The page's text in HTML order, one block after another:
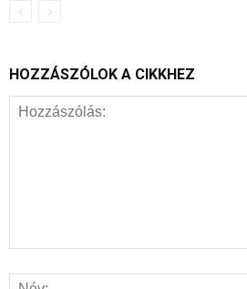
HOZZÁSZÓLOK A CIKKHEZ